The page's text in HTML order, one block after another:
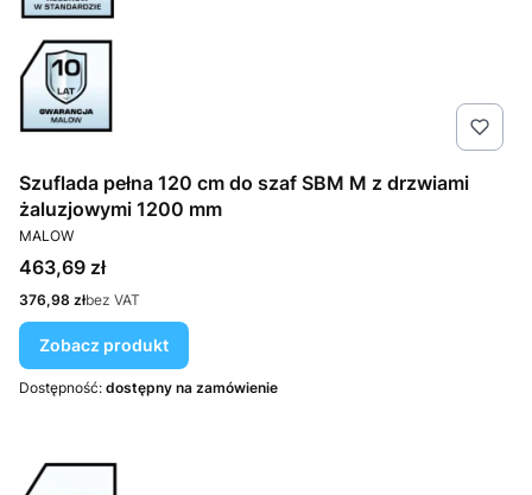
Szuflada pełna 120 cm do szaf SBM M z drzwiami
żaluzjowymi 1200 mm
PRODUCENT
MALOW
Cena
463,69 zł
Cena
376,98 złbez VAT
Zobacz produkt
Dostępność: dostępny na zamówienie